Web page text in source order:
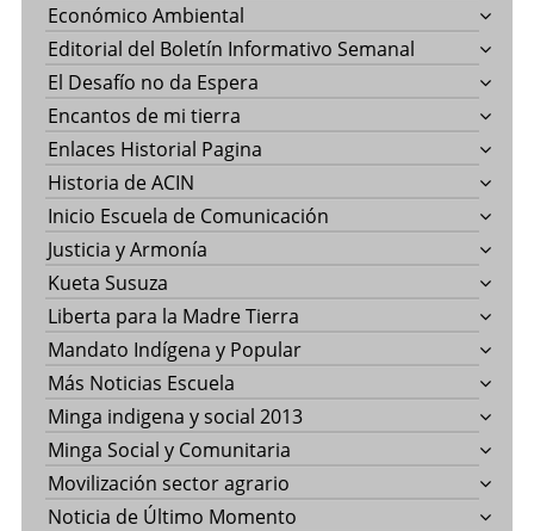
Económico Ambiental
Editorial del Boletín Informativo Semanal
El Desafío no da Espera
Encantos de mi tierra
Enlaces Historial Pagina
Historia de ACIN
Inicio Escuela de Comunicación
Justicia y Armonía
Kueta Susuza
Liberta para la Madre Tierra
Mandato Indígena y Popular
Más Noticias Escuela
Minga indigena y social 2013
Minga Social y Comunitaria
Movilización sector agrario
Noticia de Último Momento